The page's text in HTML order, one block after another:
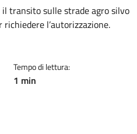
transito sulle strade agro silvo
l’autorizzazione.
Tempo di lettura:
1 min